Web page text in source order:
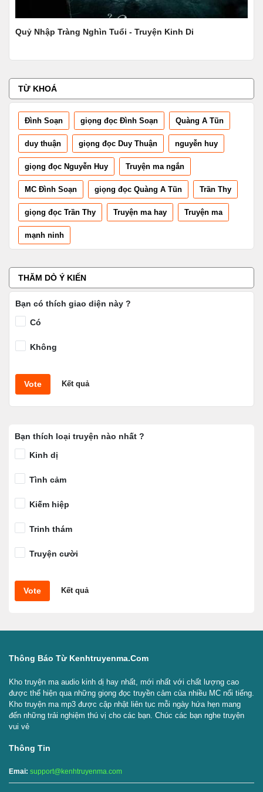
Quỷ Nhập Tràng Nghìn Tuổi - Truyện Kinh Di
TỪ KHOÁ
Đình Soạn giọng đọc Đình Soạn Quàng A Tũn
duy thuận giọng đọc Duy Thuận nguyễn huy
giọng đọc Nguyễn Huy Truyện ma ngắn
MC Đình Soạn giọng đọc Quàng A Tũn Trần Thy
giọng đọc Trần Thy Truyện ma hay Truyện ma
mạnh ninh
THĂM DÒ Ý KIẾN
Bạn có thích giao diện này ?
Có
Không
Vote Kết quả
Bạn thích loại truyện nào nhất ?
Kinh dị
Tình cảm
Kiếm hiệp
Trinh thám
Truyện cười
Vote Kết quả
Thông Báo Từ Kenhtruyenma.com
Kho truyện ma audio kinh dị hay nhất, mới nhất với chất lượng cao
được thể hiện qua những giọng đọc truyền cảm của nhiều MC nổi tiếng.
Kho truyện ma mp3 được cập nhật liên tục mỗi ngày hứa hẹn mang
đến những trải nghiệm thú vị cho các bạn. Chúc các bạn nghe truyện
vui vẻ
Thông Tin
Emai: support@kenhtruyenma.com